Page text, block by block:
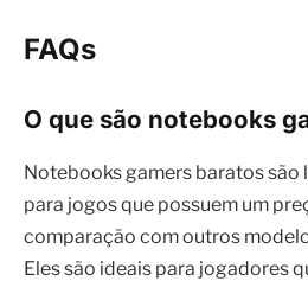
FAQs
O que são notebooks
Notebooks gamers baratos
para jogos que possuem um
comparação com outros
Eles são ideais para jogadores